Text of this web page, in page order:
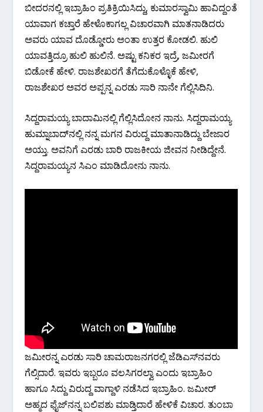
ಬೀದರನಲ್ಲಿ ಇಬ್ರಾಹಿಂ ಪ್ರತಿಕ್ರಿಯಿಸಿದ್ದು, ಕುಮಾರಸ್ವಾಮಿ ಹಾವಿದ್ದಂತೆ
ಯಾವಾಗ ಕಚ್ತಾರೆ ಹೇಳೊಕಾಗಲ್ಲ ವಿಚಾರವಾಗಿ ಮಾತನಾಡಿದರು
ಅವರು ಯಾವ ದೊಡ್ಡೋರು ಅಂತಾ ಉತ್ತರ ಕೋಡಲಿ. ಹುಲಿ
ಯಾವತ್ತಿದ್ರೂ ಹುಲಿ ಹುಲಿನೆ. ಅಷ್ಟು ಕನಿಕರ ಇದ್ರೆ, ಜಮೀರಗೆ
ಬಿಡೋಕೆ ಹೇಳಿ. ರಾಜಶೇಖರಗೆ ತೆಗೆದುಕೊಳ್ಳೊಕೆ ಹೇಳಿ,
ರಾಜಶೇಖರ ಅವರ ಅಪ್ಪನ್ನ ಎರಡು ಸಾರಿ ನಾನೇ ಗೆಲ್ಲಿಸಿದಿನಿ.
ಸಿದ್ದರಾಮಯ್ಯ ಬಾದಾಮಿನಲ್ಲಿ ಗೆಲ್ಲಿಸಿದೋನ ನಾನು. ಸಿದ್ದರಾಮಯ್ಯ
ಹುಮ್ನಾಬಾದ್‌ನಲ್ಲಿ‌ ನನ್ನ ಮಗನ ವಿರುದ್ದ ಮಾತಾನಾಡಿದ್ದು ಬೇಜಾರ
ಅಯ್ತು. ಅವನಿಗೆ ಎರಡು ಬಾರಿ ರಾಜಕೀಯ ಜೀವನ‌ ನೀಡಿದ್ದೇನೆ.
ಸಿದ್ದರಾಮಯ್ಯನ ಸಿಎಂ ಮಾಡಿದೋನು ನಾನು.
ಜಮೀರನ್ನ ಎರಡು ಸಾರಿ ಚಾಮರಾಜನಗರಲ್ಲಿ ಜೆಡಿಎಸ್‌ನವರು
ಗೆಲ್ಸಿದಾರೆ. ಇವರು ಇಬ್ಬರೂ ವಲಸಿಗರಲ್ವಾ ಎಂದು ಇಬ್ರಾಹಿಂ
ಹಾಗೂ ಸಿದ್ದು ವಿರುದ್ದ ವಾಗ್ದಾಳಿ‌ ನಡೆಸಿದ ಇಬ್ರಾಹಿಂ. ಜಮೀರ್
ಅಹ್ಮದ ಫೈಜ್‌ನನ್ನ ಬಲಿಪಶು ಮಾಡ್ತಿದಾರೆ ಹೇಳಿಕೆ ವಿಚಾರ. ತುಂಬಾ